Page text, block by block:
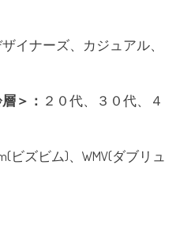
イナーズ、カジュアル、
＞： ２０代、３０代、４
ビズビム)、WMV(ダブリュ